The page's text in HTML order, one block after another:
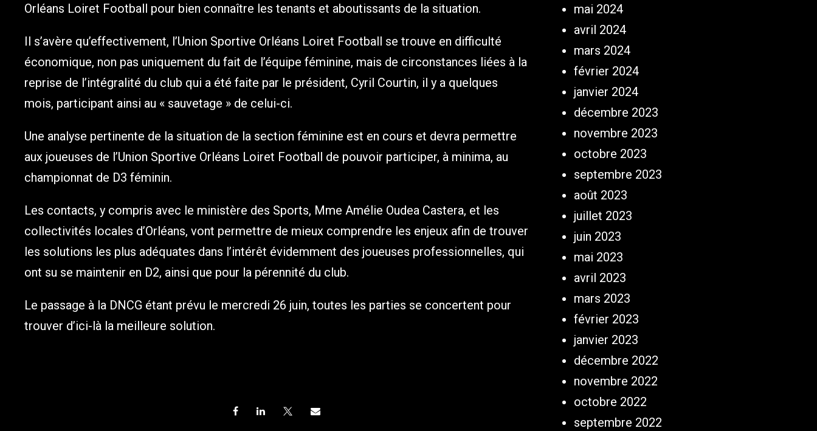
Orléans Loiret Football pour bien connaître les tenants et aboutissants de la situation.
Il s’avère qu’effectivement, l’Union Sportive Orléans Loiret Football se trouve en difficulté
économique, non pas uniquement du fait de l’équipe féminine, mais de circonstances liées à la
reprise de l’intégralité du club qui a été faite par le président, Cyril Courtin, il y a quelques
mois, participant ainsi au « sauvetage » de celui-ci.
Une analyse pertinente de la situation de la section féminine est en cours et devra permettre
aux joueuses de l’Union Sportive Orléans Loiret Football de pouvoir participer, à minima, au
championnat de D3 féminin.
Les contacts, y compris avec le ministère des Sports, Mme Amélie Oudea Castera, et les
collectivités locales d’Orléans, vont permettre de mieux comprendre les enjeux afin de trouver
les solutions les plus adéquates dans l’intérêt évidemment des joueuses professionnelles, qui
ont su se maintenir en D2, ainsi que pour la pérennité du club.
Le passage à la DNCG étant prévu le mercredi 26 juin, toutes les parties se concertent pour
trouver d’ici-là la meilleure solution.
mai 2024
avril 2024
mars 2024
février 2024
janvier 2024
décembre 2023
novembre 2023
octobre 2023
septembre 2023
août 2023
juillet 2023
juin 2023
mai 2023
avril 2023
mars 2023
février 2023
janvier 2023
décembre 2022
novembre 2022
octobre 2022
septembre 2022